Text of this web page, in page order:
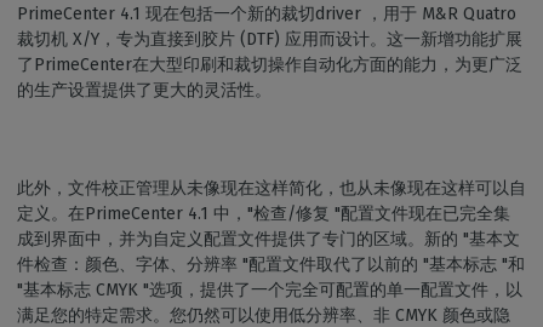
PrimeCenter 4.1 现在包括一个新的裁切driver ，用于 M&R Quatro
裁切机 X/Y，专为直接到胶片 (DTF) 应用而设计。这一新增功能扩展
了PrimeCenter在大型印刷和裁切操作自动化方面的能力，为更广泛
的生产设置提供了更大的灵活性。
此外，文件校正管理从未像现在这样简化，也从未像现在这样可以自
定义。在PrimeCenter 4.1 中，"检查/修复 "配置文件现在已完全集
成到界面中，并为自定义配置文件提供了专门的区域。新的 "基本文
件检查：颜色、字体、分辨率 "配置文件取代了以前的 "基本标志 "和
"基本标志 CMYK "选项，提供了一个完全可配置的单一配置文件，以
满足您的特定需求。您仍然可以使用低分辨率、非 CMYK 颜色或隐